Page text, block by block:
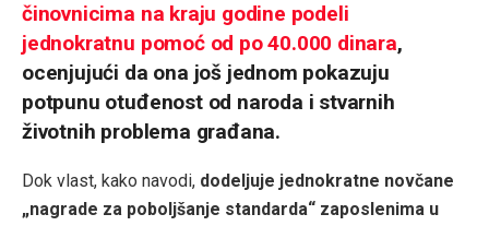
činovnicima na kraju godine podeli
jednokratnu pomoć od po 40.000 dinara,
ocenjujući da ona još jednom pokazuju
potpunu otuđenost od naroda i stvarnih
životnih problema građana.
Dok vlast, kako navodi, dodeljuje jednokratne novčane
„nagrade za poboljšanje standarda“ zaposlenima u